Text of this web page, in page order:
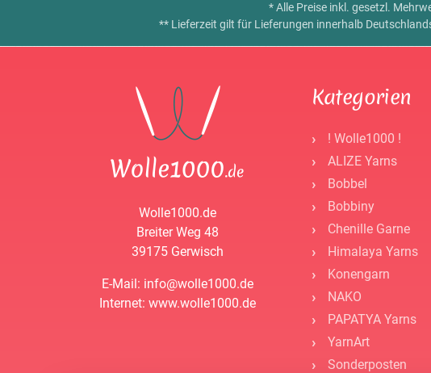
* Alle Preise inkl. gesetzl.
** Lieferzeit gilt für Lieferungen innerhalb
Wolle1000.de
Breiter Weg 48
39175 Gerwisch
E-Mail: info@wolle1000.de
Internet: www.wolle1000.de
Kategorien
! Wolle1000 !
ALIZE Yarns
Bobbel
Bobbiny
Chenille Garne
Himalaya Yarns
Konengarn
NAKO
PAPATYA Yarns
YarnArt
Sonderposten